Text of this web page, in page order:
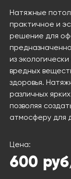
Натяжные
практичное и
решение для
из
вредных
здоровья.
различных
позволяя
атмосферу для
Цена:
600